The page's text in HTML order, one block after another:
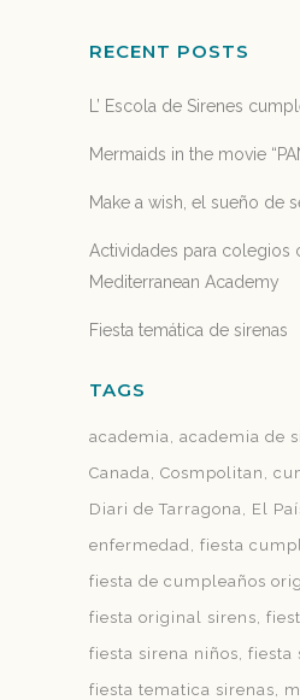
RECENT POSTS
L’ Escola de Sirenes
Mermaids in the movie
Make a wish, el sueño de
Actividades para colegios
Mediterranean Academy
Fiesta temática de sirenas
TAGS
academia academia de
Canada Cosmpolitan
Diari de Tarragona
El
enfermedad fiesta
fiesta de cumpleaños
fiesta original sirens
fiesta sirena niños fiesta
fiesta tematica sirenas